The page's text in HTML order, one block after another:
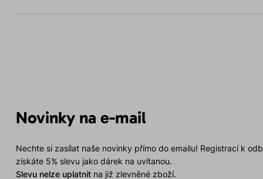
Novinky na e-mail
Nechte si zasílat naše novinky přímo do emailu! Registrací k
získáte 5% slevu jako dárek na uvítanou.
Slevu nelze uplatnitna již zlevněné zboží.